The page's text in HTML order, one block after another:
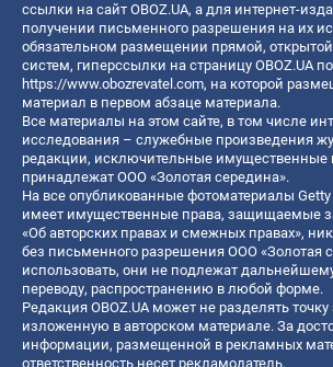
ссылки на сайт OBOZ.UA, а для интернет-
получении письменного разрешения на их
обязательном размещении прямой,
систем, гиперссылки на страницу OBOZ.UA
https://www.obozrevatel.com, на которой
материал в первом абзаце материала.
Все материалы на этом сайте, в том числе
исследования – служебные произведения
редакции, исключительные имущественные
принадлежат ООО «Золотая середина».
На все опубликованные фотоматериалы
имеет имущественные права, защищаемые
«Об авторских правах и смежных правах»,
без письменного разрешения ООО «Золотая
использовать, они не подлежат
переводу, распространению в любой форме.
Редакция OBOZ.UA может не разделять точку
изложенную в авторском материале. За
информации, размещенной в рекламных
ответственность несет рекламодатель.